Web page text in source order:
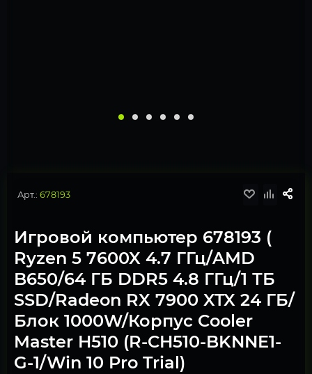
Арт.: 678193
Игровой компьютер 678193 (
Ryzen 5 7600X 4.7 ГГц/AMD
B650/64 ГБ DDR5 4.8 ГГц/1 ТБ
SSD/Radeon RX 7900 XTX 24 ГБ/
Блок 1000W/Корпус Cooler
Master H510 (R-CH510-BKNNE1-
G-1/Win 10 Pro Trial)